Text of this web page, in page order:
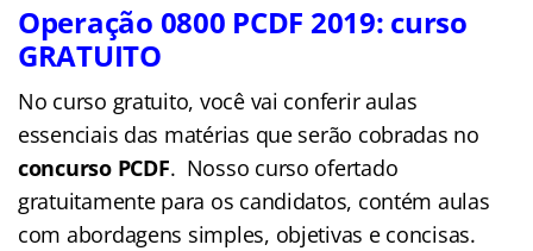
Operação 0800 PCDF 2019: curso
GRATUITO
No curso gratuito, você vai conferir aulas
essenciais das matérias que serão cobradas no
concurso PCDF. Nosso curso ofertado
gratuitamente para os candidatos, contém aulas
com abordagens simples, objetivas e concisas.